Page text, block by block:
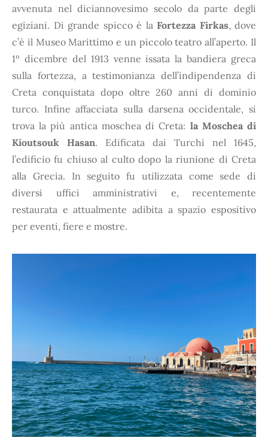
avvenuta nel diciannovesimo secolo da parte degli
egiziani. Di grande spicco è la Fortezza Firkas, dove
c’è il Museo Marittimo e un piccolo teatro all’aperto. Il
1º dicembre del 1913 venne issata la bandiera greca
sulla fortezza, a testimonianza dell’indipendenza di
Creta conquistata dopo oltre 260 anni di dominio
turco. Infine affacciata sulla darsena occidentale, si
trova la più antica moschea di Creta: la Moschea di
Kioutsouk Hasan. Edificata dai Turchi nel 1645,
l’edificio fu chiuso al culto dopo la riunione di Creta
alla Grecia. In seguito fu utilizzata come sede di
diversi uffici amministrativi e, recentemente
restaurata e attualmente adibita a spazio espositivo
per eventi, fiere e mostre.